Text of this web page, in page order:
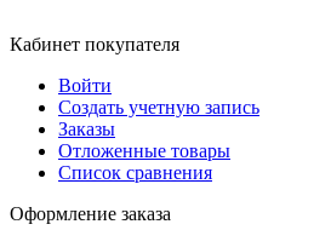
Кабинет покупателя
Войти
Создать учетную запись
Заказы
Отложенные товары
Список сравнения
Оформление заказа